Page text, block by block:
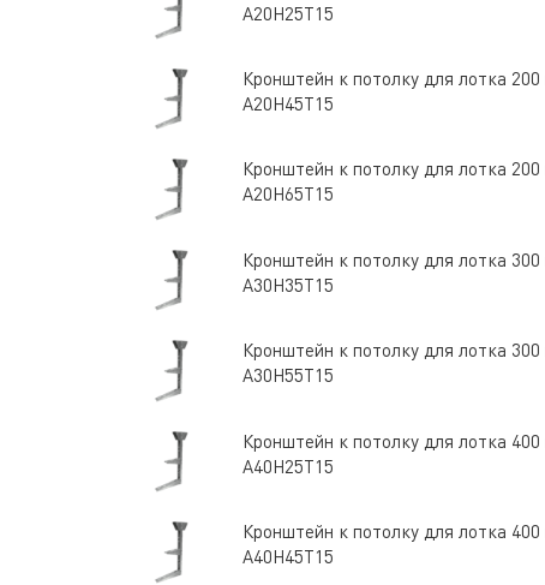
А20Н25Т15
Кронштейн к потолку для лотка
А20Н45Т15
Кронштейн к потолку для лотка
А20Н65Т15
Кронштейн к потолку для лотка
А30Н35Т15
Кронштейн к потолку для лотка
А30Н55Т15
Кронштейн к потолку для лотка
А40Н25Т15
Кронштейн к потолку для лотка
А40Н45Т15